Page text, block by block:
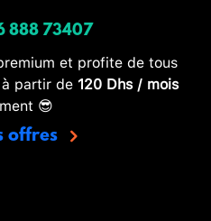
888 73407
et profite de tous
partir de 120 Dhs / mois
😎
offres